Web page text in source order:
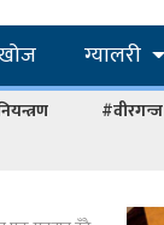
ग्यालरी
#वीरगन्ज